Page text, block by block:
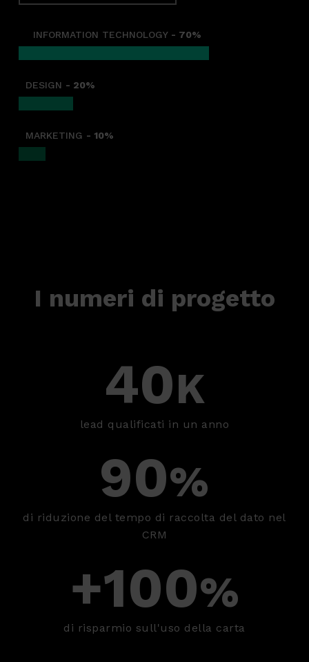
INFORMATION TECHNOLOGY - 70%
DESIGN - 20%
MARKETING - 10%
I numeri di progetto
40K
lead qualificati in un anno
90%
di riduzione del tempo di raccolta del dato nel
CRM
100%
di risparmio sull'uso della carta